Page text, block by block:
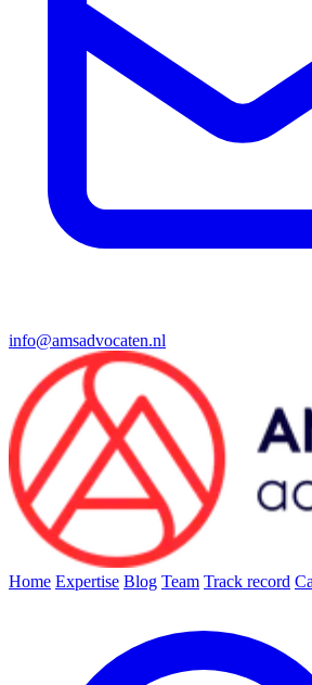
info@amsadvocaten.nl
Home Expertise Blog Team Track record